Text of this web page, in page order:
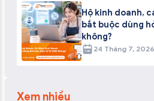
Hộ kinh doanh,
bắt buộc dùng
không?
24 Tháng 7, 2026
Xem nhiều